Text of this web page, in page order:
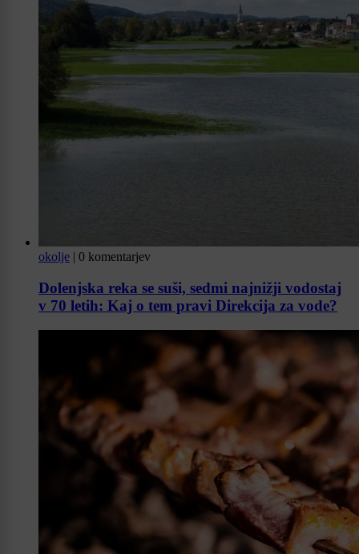
okolje | 0 komentarjev
Dolenjska reka se suši, sedmi najnižji vodostaj
v 70 letih: Kaj o tem pravi Direkcija za vode?